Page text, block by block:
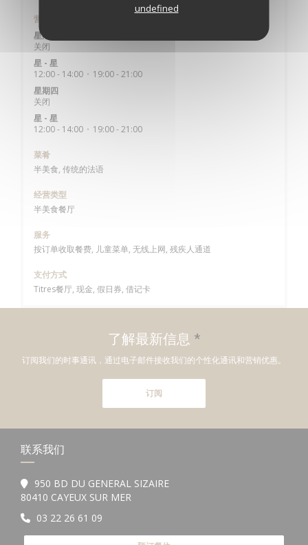
undefined
营业时间
星期一
关闭
星 - 星
12:00 - 14:00 • 19:00 - 21:00
星期四
关闭
星 - 星
12:00 - 14:00 • 19:00 - 21:00
菜肴
半美食, 传统的法语
经营类型
半美食餐厅
服务
按订单收取餐费, 儿童菜单, 无线上网, 残疾人通道
支付方式
Titres餐厅, 现金, 假日券, 借记卡
了解最新信息 *
订阅我们的时事通讯，通过电子邮件接收我们的个性化通讯和营销优惠。
订阅
联系我们
950 BD DU GENERAL SIZAIRE
80410 CAYEUX SUR MER
03 22 26 61 09